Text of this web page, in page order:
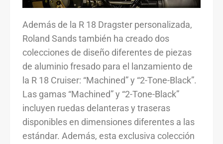
Además de la R 18 Dragster personalizada,
Roland Sands también ha creado dos
colecciones de diseño diferentes de piezas
de aluminio fresado para el lanzamiento de
la R 18 Cruiser: “Machined” y “2-Tone-Black”.
Las gamas “Machined” y “2-Tone-Black”
incluyen ruedas delanteras y traseras
disponibles en dimensiones diferentes a las
estándar. Además, esta exclusiva colección